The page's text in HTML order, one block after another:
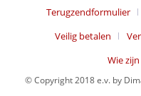
Terugzendformulier
Veilig betalen
Wie
© Copyright 2018 e.v. by